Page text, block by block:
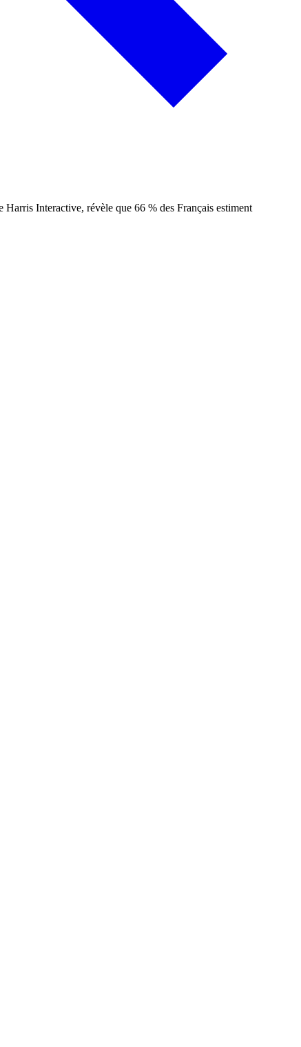
Interactive, révèle que 66 % des Français estiment